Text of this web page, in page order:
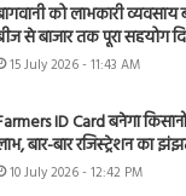
को लाभकारी
से बाजार तक पूरा सहयोग
15 July 2026 - 11:43 AM
ID Card बनेगा
बार-बार रजिस्ट्रेशन का
10 July 2026 - 12:42 PM